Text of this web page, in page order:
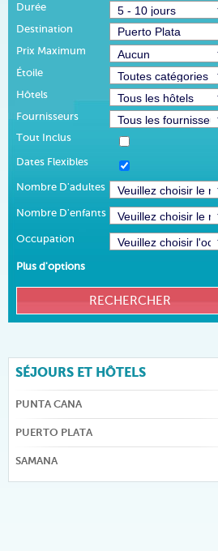
Durée
Destination
Prix Maximum
Étoile
Hôtels
Fournisseurs
Tout Inclus
Dates Flexibles
Nombre D'adultes
Nombre D'enfants
Occupation
Plus d'options
SÉJOURS ET HÔTELS
PUNTA CANA
PUERTO PLATA
SAMANA